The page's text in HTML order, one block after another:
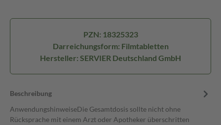
PZN: 18325323
Darreichungsform: Filmtabletten
Hersteller: SERVIER Deutschland GmbH
Beschreibung
AnwendungshinweiseDie Gesamtdosis sollte nicht ohne
Rücksprache mit einem Arzt oder Apotheker überschritten